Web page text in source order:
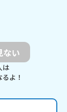
ない
は
よ！